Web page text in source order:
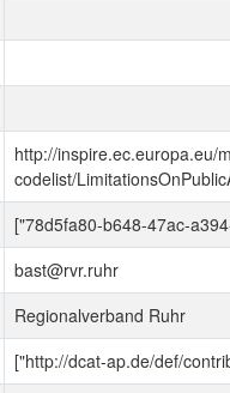
http://inspire.ec.europa.eu/
codelist/
["78d5fa80-b648-47ac-
bast@rvr.ruhr
Regionalverband Ruhr
["http://dcat-ap.de/def/